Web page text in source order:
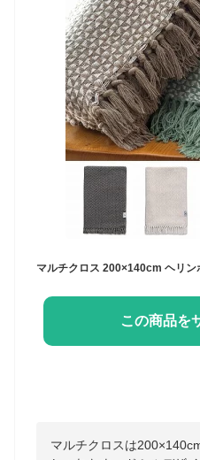
この商品を
マルチクロスは